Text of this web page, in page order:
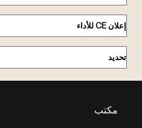
إعلان CE للأداء
تحديد
مكتب